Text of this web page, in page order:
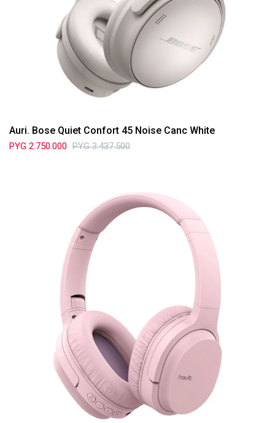
Auri. Bose Quiet Confort 45 Noise Canc White
PYG 2.750.000 PYG 3.437.500